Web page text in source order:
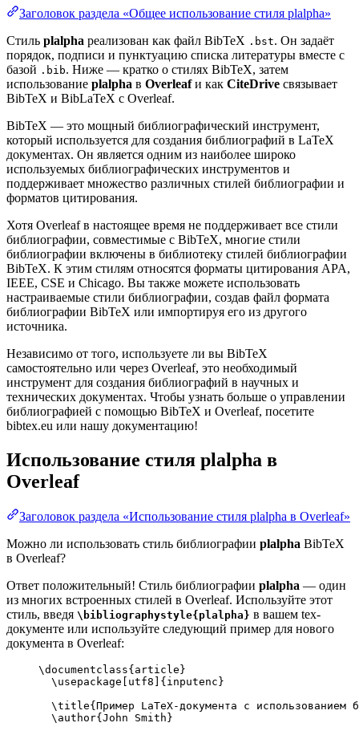
Заголовок раздела «Общее использование стиля plalpha»
Стиль plalpha реализован как файл BibTeX .bst. Он задаёт
порядок, подписи и пунктуацию списка литературы вместе с
базой .bib. Ниже — кратко о стилях BibTeX, затем
использование plalpha в Overleafи как CiteDrive связывает
BibTeX и BibLaTeX с Overleaf.
BibTeX — это мощный библиографический инструмент,
который используется для создания библиографий в LaTeX
документах. Он является одним из наиболее широко
используемых библиографических инструментов и
поддерживает множество различных стилей библиографии и
форматов цитирования.
Хотя Overleaf в настоящее время не поддерживает все стили
библиографии, совместимые с BibTeX, многие стили
библиографии включены в библиотеку стилей библиографии
BibTeX. К этим стилям относятся форматы цитирования APA,
IEEE, CSE и Chicago. Вы также можете использовать
настраиваемые стили библиографии, создав файл формата
библиографии BibTeX или импортируя его из другого
источника.
Независимо от того, используете ли вы BibTeX
самостоятельно или через Overleaf, это необходимый
инструмент для создания библиографий в научных и
технических документах. Чтобы узнать больше о управлении
библиографией с помощью BibTeX и Overleaf, посетите
bibtex.eu или нашу документацию!
Использование стиля plalpha в
Overleaf
Заголовок раздела «Использование стиля plalpha в Overleaf»
Можно ли использовать стиль библиографии plalpha BibTeX
в Overleaf?
Ответ положительный! Стиль библиографии plalpha — один
из многих встроенных стилей в Overleaf. Используйте этот
стиль, введя \bibliographystyle{plalpha} в вашем tex-
документе или используйте следующий пример для нового
документа в Overleaf:
\documentclass{ article }
\usepackage
utf8 ]{ inputenc }
\title{Пример LaTeX-документа с
\author{John Smith}